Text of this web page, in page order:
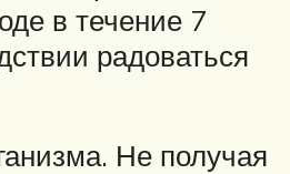
в течение 7
радоваться
Не получая